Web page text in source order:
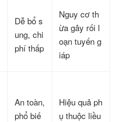
Dễ bổ s
ung, chi
phí thấp
Nguy cơ th
ừa gây rối l
oạn tuyến g
iáp
An toàn,
phổ biế
Hiệu quả ph
ụ thuộc liều